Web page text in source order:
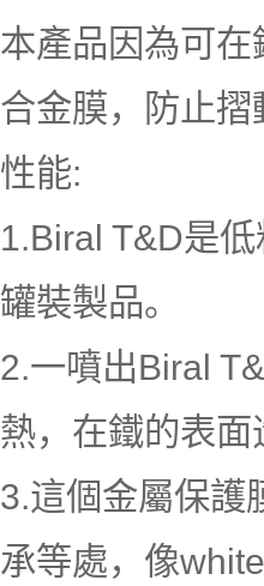
本產品因為可
合金膜，防止
性能:
1.Biral T&D是
罐裝製品。
2.一噴出Biral
熱，在鐵的表
3.這個金屬保護
承等處，像